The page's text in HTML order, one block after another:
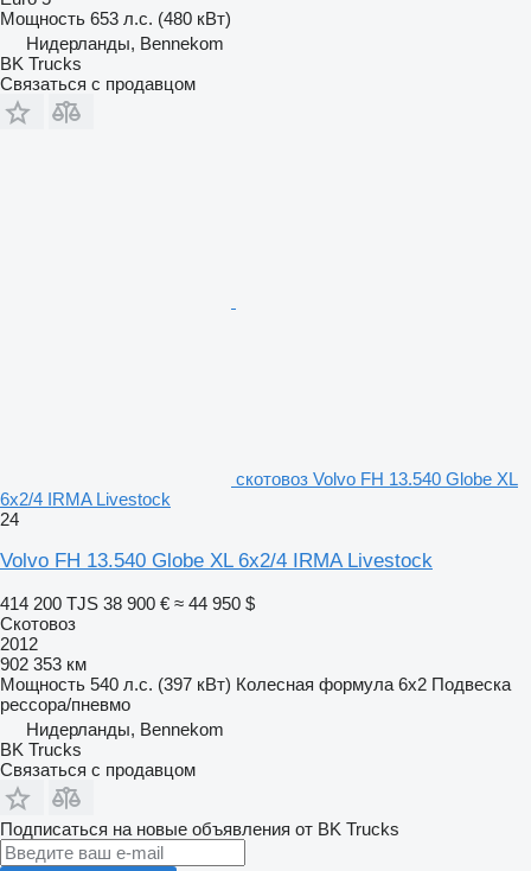
Мощность 653 л.с. (480 кВт)
Нидерланды, Bennekom
BK Trucks
Связаться с продавцом
скотовоз Volvo FH 13.540 Globe XL
6x2/4 IRMA Livestock
24
Volvo FH 13.540 Globe XL 6x2/4 IRMA Livestock
414 200 TJS 38 900 € ≈ 44 950 $
Скотовоз
2012
902 353 км
Мощность 540 л.с. (397 кВт) Колесная формула 6x2 Подвеска
рессора/пневмо
Нидерланды, Bennekom
BK Trucks
Связаться с продавцом
Подписаться на новые объявления от BK Trucks